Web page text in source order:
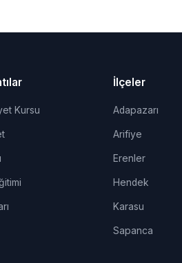
Kursu
İlçeler
Adapazarı
Arifiye
Erenler
Hendek
Karasu
Sapanca